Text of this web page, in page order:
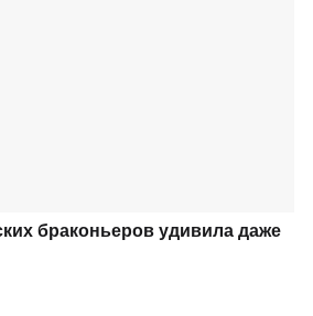
браконьеров удивила даже